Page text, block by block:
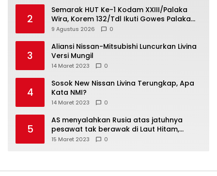
2
Semarak HUT Ke-1 Kodam XXIII/Palaka
Wira, Korem 132/Tdl Ikuti Gowes Palaka
Wira
9 Agustus 2026 0
3
Aliansi Nissan-Mitsubishi Luncurkan Livina
Versi Mungil
14 Maret 2023 0
4
Sosok New Nissan Livina Terungkap, Apa
Kata NMI?
14 Maret 2023 0
5
AS menyalahkan Rusia atas jatuhnya
pesawat tak berawak di Laut Hitam,
Moskow menyangkal
15 Maret 2023 0